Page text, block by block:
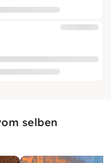
selben